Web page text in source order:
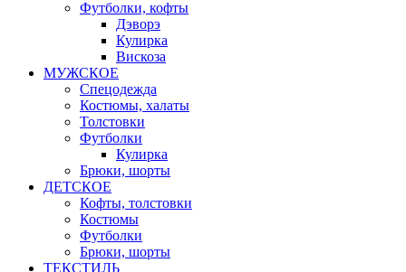
Футболки, кофты
Дэворэ
Кулирка
Вискоза
МУЖСКОЕ
Спецодежда
Костюмы, халаты
Толстовки
Футболки
Кулирка
Брюки, шорты
ДЕТСКОЕ
Кофты, толстовки
Костюмы
Футболки
Брюки, шорты
ТЕКСТИЛЬ